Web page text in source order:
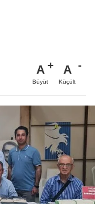
A
Büyüt
A
Küçült